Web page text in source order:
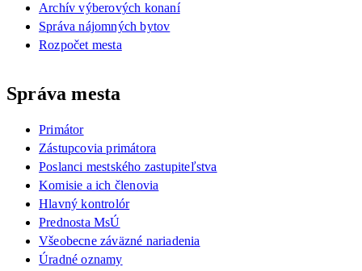
Archív výberových konaní
Správa nájomných bytov
Rozpočet mesta
Správa mesta
Primátor
Zástupcovia primátora
Poslanci mestského zastupiteľstva
Komisie a ich členovia
Hlavný kontrolór
Prednosta MsÚ
Všeobecne záväzné nariadenia
Úradné oznamy